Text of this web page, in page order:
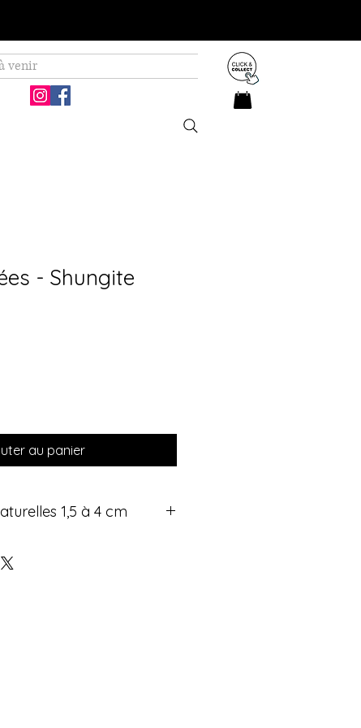
venir
- Shungite
au panier
1,5 à 4 cm
pour vous accompagner au
pierres roulées :
qualité premium
à 4 cm – faciles à